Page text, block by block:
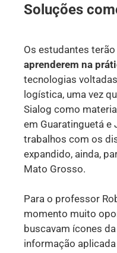
Soluções
Os estudantes
aprenderem na
tecnologias
logística, uma vez
Sialog como
em Guaratinguetá e
trabalhos com os
expandido, ainda,
Mato Grosso.
Para o professor
momento muito
buscavam ícones
informação